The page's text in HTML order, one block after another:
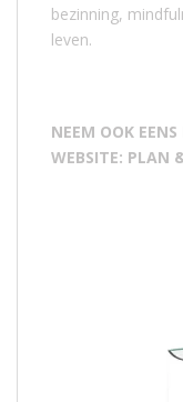
bezinning,
leven.
NEEM OOK
WEBSITE: PLAN